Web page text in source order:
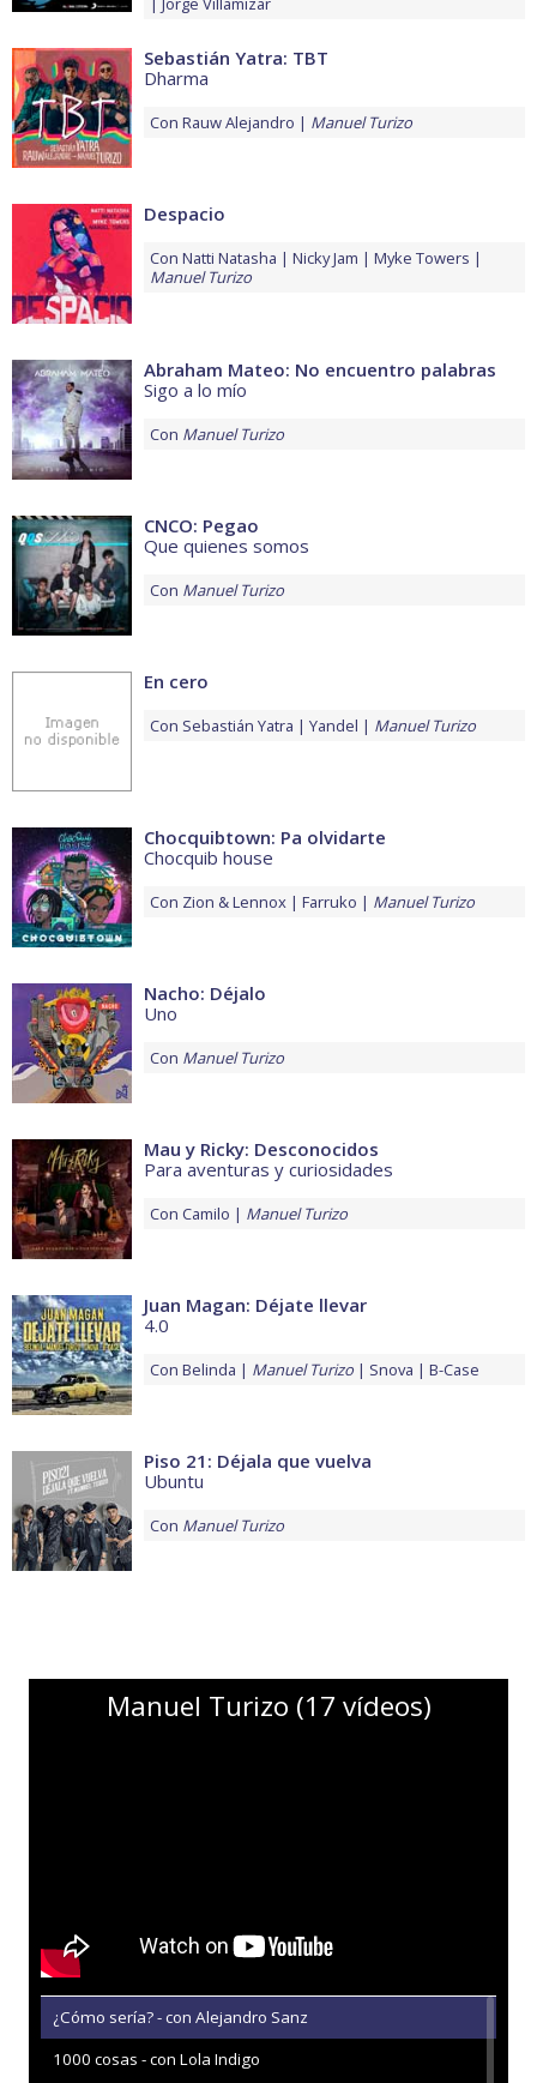
Sebastián Yatra: TBT
Dharma
Con Rauw Alejandro Manuel Turizo
Despacio
Con Natti Natasha Nicky Jam
Myke Towers
Manuel Turizo
Abraham Mateo: No encuentro palabras
Sigo a lo mío
Con Manuel Turizo
CNCO: Pegao
Que quienes somos
Con Manuel Turizo
En cero
Con Sebastián Yatra Yandel Manuel Turizo
Chocquibtown: Pa olvidarte
Chocquib house
Con Zion & Lennox Farruko Manuel Turizo
Nacho: Déjalo
Uno
Con Manuel Turizo
Mau y Ricky: Desconocidos
Para aventuras y curiosidades
Con Camilo Manuel Turizo
Juan Magan: Déjate llevar
4.0
Con Belinda Manuel Turizo Snova B-Case
Piso 21: Déjala que vuelva
Ubuntu
Con Manuel Turizo
Manuel Turizo (17 vídeos)
¿Cómo sería? - con Alejandro Sanz
1000 cosas - con Lola Indigo